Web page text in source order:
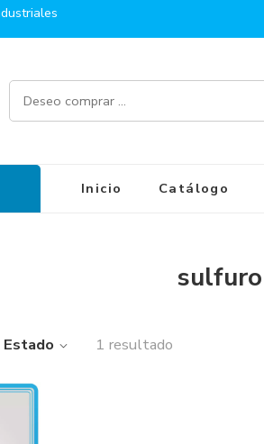
Inicio Catálogo
Estado 1 resultado